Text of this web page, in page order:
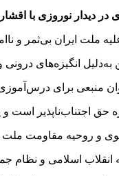
در دیدار نوروزی با
ملت ایران بی‌ثمر و
انگیزه‌های درونی
منبعی برای
حق اجتناب‌ناپذیر است و
انقلاب اسلامی و نظام